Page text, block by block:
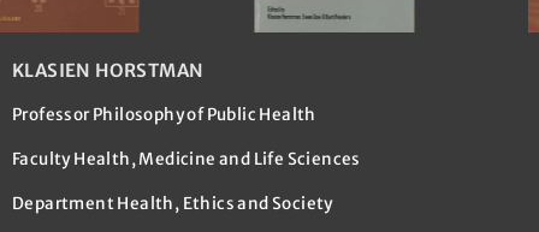
KLASIEN HORSTMAN
Professor Philosophy of Public Health
Faculty Health, Medicine and Life Sciences
Department Health, Ethics and Society